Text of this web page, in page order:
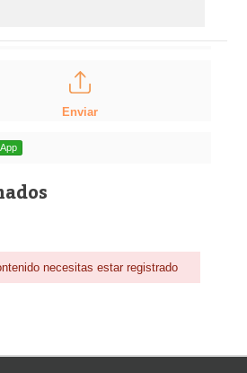
Enviar
necesitas estar registrado